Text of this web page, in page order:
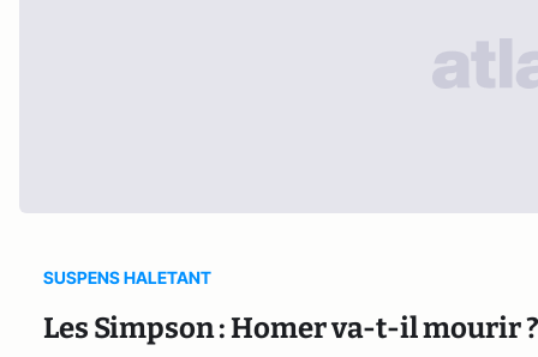
SUSPENS HALETANT
Les Simpson : Homer va-t-il mourir ?